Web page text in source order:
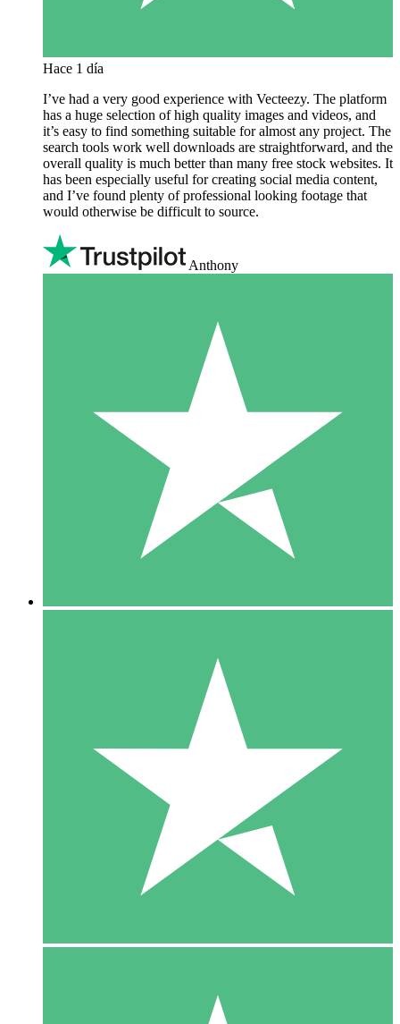
Hace 1 día
I’ve had a very good experience with Vecteezy. The platform
has a huge selection of high quality images and videos, and
it’s easy to find something suitable for almost any project. The
search tools work well downloads are straightforward, and the
overall quality is much better than many free stock websites. It
has been especially useful for creating social media content,
and I’ve found plenty of professional looking footage that
would otherwise be difficult to source.
Anthony